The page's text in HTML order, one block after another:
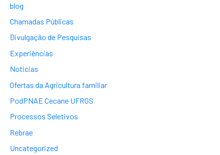
blog
Chamadas Públicas
Divulgação de Pesquisas
Experiências
Noticias
Ofertas da Agricultura familiar
PodPNAE Cecane UFRGS
Processos Seletivos
Rebrae
Uncategorized